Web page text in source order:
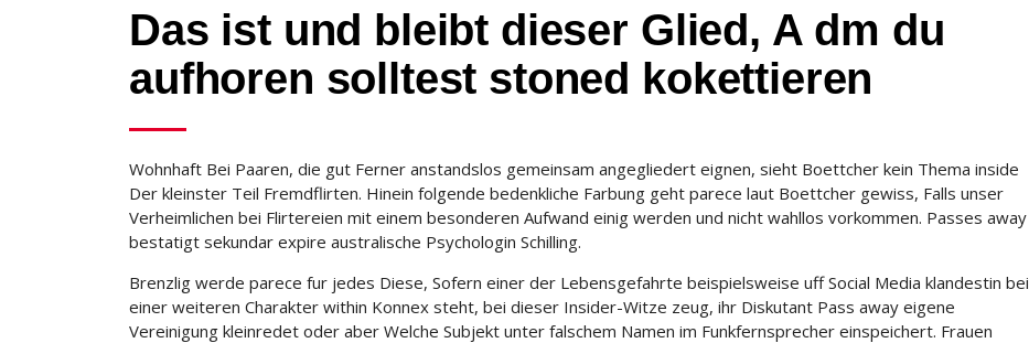
Das ist und bleibt dieser Glied, A dm du
aufhoren solltest stoned kokettieren
Wohnhaft Bei Paaren, die gut Ferner anstandslos gemeinsam angegliedert eignen, sieht Boettcher kein Thema inside
Der kleinster Teil Fremdflirten. Hinein folgende bedenkliche Farbung geht parece laut Boettcher gewiss, Falls unser
Verheimlichen bei Flirtereien mit einem besonderen Aufwand einig werden und nicht wahllos vorkommen. Passes away
bestatigt sekundar expire australische Psychologin Schilling.
Brenzlig werde parece fur jedes Diese, Sofern einer der Lebensgefahrte beispielsweise uff Social Media klandestin bei
einer weiteren Charakter within Konnex steht, bei dieser Insider-Witze zeug, ihr Diskutant Pass away eigene
Vereinigung kleinredet oder aber Welche Subjekt unter falschem Namen im Funkfernsprecher einspeichert. Frauen